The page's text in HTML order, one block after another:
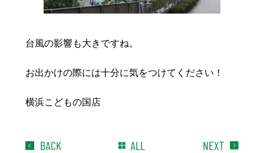
台風の影響も大きですね。
お出かけの際には十分に気をつけてください！
横浜こどもの国店
BACK ALL NEXT